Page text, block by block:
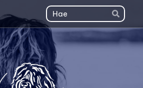
Haku
Hae
Suomen Schapendoes